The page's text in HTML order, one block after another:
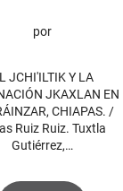
por
JCHI'ILTIK Y LA
JKAXLAN EN
CHIAPAS. /
Ruiz Ruiz. Tuxtla
Gutiérrez,…